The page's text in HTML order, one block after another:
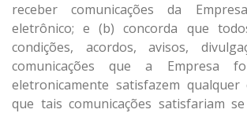
receber comunicações da
eletrônico; e (b) concorda que
condições, acordos, avisos,
comunicações que a Empresa
eletronicamente satisfazem qualquer
que tais comunicações satisfariam